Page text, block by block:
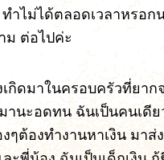
ำไม่ได้ตลอดเวลาหรอก
ม ต่อไปค่ะ
เกิดมาในครอบครัวที่ยา
านะอดทน ฉันเป็นคนเดี
ๆต้องทำงานหาเงิน มาส่